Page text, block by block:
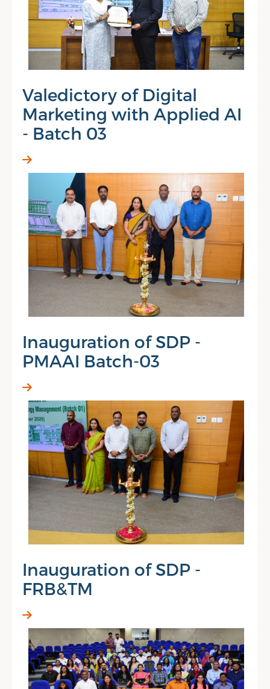
Valedictory of Digital
Marketing with Applied AI
- Batch 03
Inauguration of SDP -
PMAAI Batch-03
Inauguration of SDP -
FRB&TM